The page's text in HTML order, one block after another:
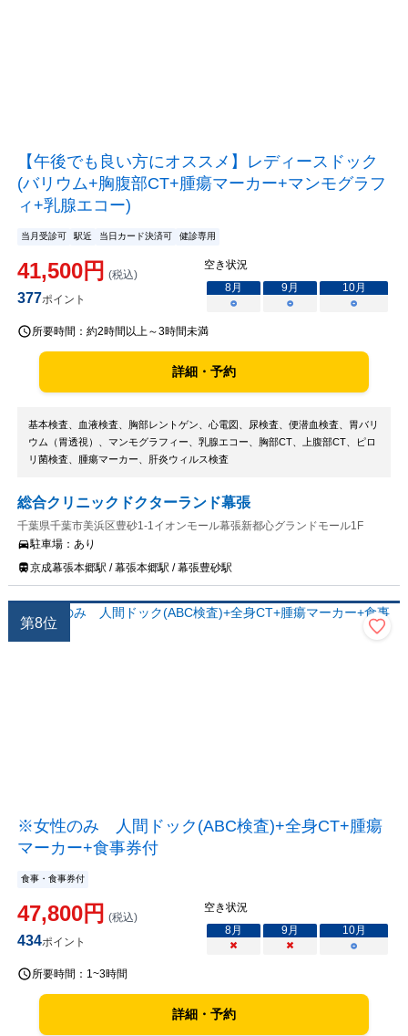
【午後でも良い方にオススメ】レディースドック
(バリウム+胸腹部CT+腫瘍マーカー+マンモグラフ
ィ+乳腺エコー)
当月受診可 駅近 当日カード決済可 健診専用
41,500円 (税込)
377ポイント
空き状況
8月 9月 10月
○
○ ○
所要時間： 約2時間以上～3時間未満
詳細・予約
基本検査、血液検査、胸部レントゲン、心電図、尿検査、便潜血検査、胃バリ
ウム（胃透視）、マンモグラフィー、乳腺エコー、胸部CT、上腹部CT、ピロ
リ菌検査、腫瘍マーカー、肝炎ウィルス検査
総合クリニックドクターランド幕張
千葉県千葉市美浜区豊砂1-1イオンモール幕張新都心グランドモール1F
駐車場： あり
京成幕張本郷駅 / 幕張本郷駅 / 幕張豊砂駅
第8位
※女性のみ 人間ドック(ABC検査)+全身CT+腫瘍
マーカー+食事券付
食事・食事券付
47,800円 (税込)
434ポイント
空き状況
8月 9月 10月
×
× ○
所要時間： 1~3時間
詳細・予約